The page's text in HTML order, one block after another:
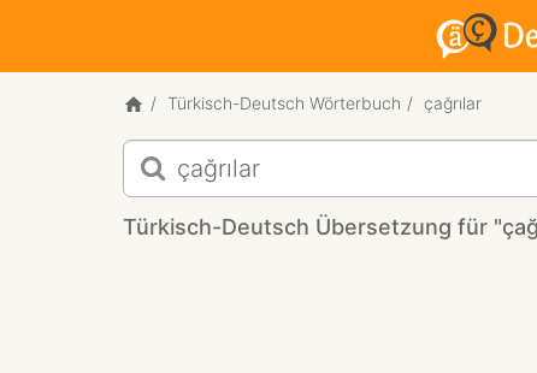
Türkisch-Deutsch Wörterbuch çağrılar
Türkisch-
Deutsch
Übersetzung
für
Türkisch-Deutsch Übersetzung für